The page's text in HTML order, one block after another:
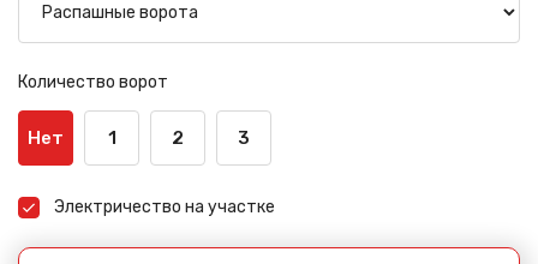
Количество ворот
Нет 1 2 3
Электричество на участке